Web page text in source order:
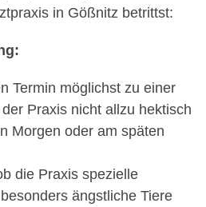
in Gößnitz betrittst:
Termin möglichst zu einer
Praxis nicht allzu hektisch
Morgen oder am späten
die Praxis spezielle
ängstliche Tiere